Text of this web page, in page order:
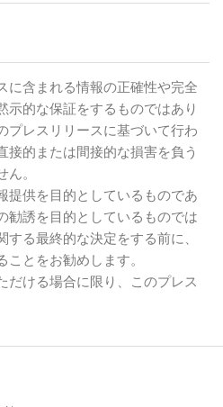
に含まれる情報の正確性や完全
示的な保証をするものではあり
プレスリリースに基づいて行わ
接的または間接的な損害を負う
。
提供を目的としているものであ
勧誘を目的としているものでは
る最終的な決定をする前に、
とをお勧めします。
だける場合に限り、このプレス